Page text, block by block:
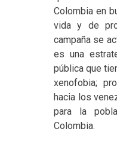
Colombia en
vida y de
campaña se
es una
pública que
xenofobia;
hacia los
para la
Colombia.